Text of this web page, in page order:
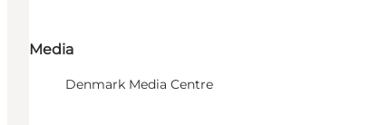
Media
Denmark Media Centre